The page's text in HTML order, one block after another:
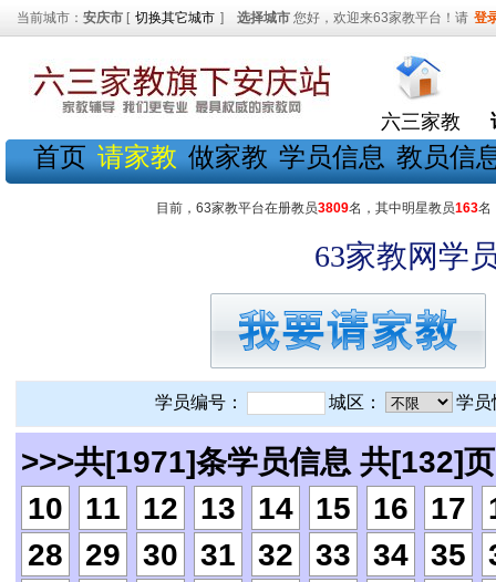
当前城市： 安庆市 [ 切换其它城市 ] 选择城市 您好，欢迎来63家教平台！请 登
六三家教
首页 请家教 做家教 学员信息 教员信
目前，63家教平台在册教员3809名，其中明星教员163名
63家教网学
学员编号： 城区： 学员
>>>共[1971]条学员信息 共[132]
10
11 12 13 14 15 16 17
28
29 30 31 32 33 34 35